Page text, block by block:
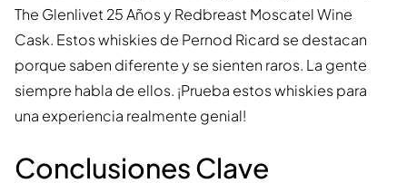
The Glenlivet 25 Años y Redbreast Moscatel Wine
Cask. Estos whiskies de Pernod Ricard se destacan
porque saben diferente y se sienten raros. La gente
siempre habla de ellos. ¡Prueba estos whiskies para
una experiencia realmente genial!
Conclusiones Clave